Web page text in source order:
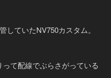
していたNV750カスタム。
て配線でぶらさがっている